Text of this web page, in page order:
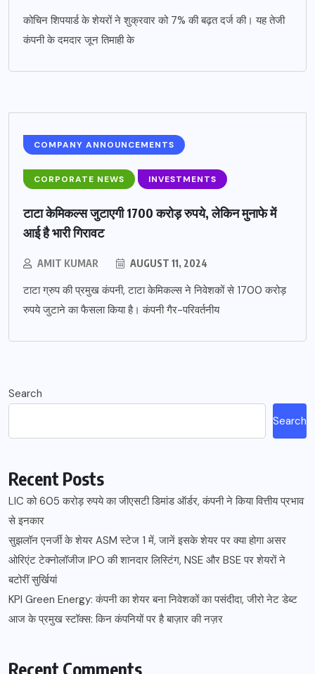
कोचिन शिपयार्ड के शेयरों ने शुक्रवार को 7% की बढ़त दर्ज की। यह तेजी
कंपनी के दमदार जून तिमाही के
COMPANY ANNOUNCEMENTS
CORPORATE NEWS INVESTMENTS
टाटा केमिकल्स जुटाएगी 1700 करोड़ रुपये, लेकिन मुनाफे में
आई है भारी गिरावट
AMIT KUMAR AUGUST 11, 2024
टाटा ग्रुप की प्रमुख कंपनी, टाटा केमिकल्स ने निवेशकों से 1700 करोड़
रुपये जुटाने का फैसला किया है। कंपनी गैर-परिवर्तनीय
Search
Search
Recent Posts
LIC को 605 करोड़ रुपये का जीएसटी डिमांड ऑर्डर, कंपनी ने किया वित्तीय प्रभाव
से इनकार
सुझलॉन एनर्जी के शेयर ASM स्टेज 1 में, जानें इसके शेयर पर क्या होगा असर
ओरिएंट टेक्नोलॉजीज IPO की शानदार लिस्टिंग, NSE और BSE पर शेयरों ने
बटोरीं सुर्खियां
KPI Green Energy: कंपनी का शेयर बना निवेशकों का पसंदीदा, जीरो नेट डेब्ट
आज के प्रमुख स्टॉक्स: किन कंपनियों पर है बाज़ार की नज़र
Recent Comments